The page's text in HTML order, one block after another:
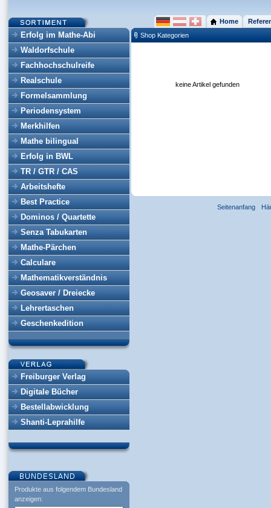
Erfolg im Mathe-Abi
Waldorfschule
Fachhochschulreife
Realschule
Formelsammlung
Periodensystem
Merkhilfen
Mathe bilingual
Erfolg in BWL
TR / GTR / CAS
Arbeitshefte
Best Practice
Dominos / Quartette
Senza Tabukarten
Mathe-Pärchen
Calculare
Mathematikverständnis
Geosaver / Dreiecke
Lehrertaschen
Geschenkedition
Freiburger Verlag
Digitale Bücher
Bestellabwicklung
Shanti-Leprahilfe
Produkte aus folgendem Bundesland
anzeigen:
Home
Shop Kategorien
keine Artikel gefunden
Seitenanfang